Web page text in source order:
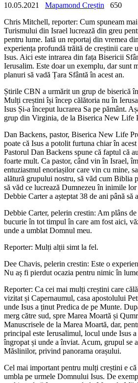
10.05.2021 Mapamond Creștin
650
Chris Mitchell, reporter: Cum spuneam
Turismului din Israel lucrează din greu
pentru lume. Iată un reportaj din vremea
experiența profundă trăită de creștinii care
Isus. Aici este intrarea din fața Bisericii
Ierusalim. Este doar un exemplu, dar sunt
planuri să vadă Țara Sfântă în acest an.
Știrile CBN a urmărit un grup de biserică
Mulți creștini își încep călătoria nu în
Isus Și-a început lucrarea Sa pe pământ.
grup din Virginia, de la Biserica New Life
Dan Backens, pastor, Biserica New Life
poate că Isus a potolit furtuna chiar în
Pastorul Dan Backens spune că faptul că
foarte mult. Ca pastor, când vin în Israel,
entuziasmul enoriașilor care vin cu mine,
alătură grupului nostru, să văd cum Biblia
să văd ce lucrează Dumnezeu în inimile
Debbie Carter a așteptat 38 de ani până să
Debbie Carter, pelerin crestin: Am plâns
bucurie în tot timpul în care am fost aici,
unde a umblat Domnul meu.
Reporter: Mulți alții simt la fel.
Dee Chavis, pelerin crestin: Este o
Nu aș fi pierdut ocazia pentru nimic în
Reporter: Ca cei mai mulți creștini care
vizitat și Capernaumul, casa apostolului
unde Isus a ținut Predica de pe Munte.
merg către sud, spre Marea Moartă și
Manuscrisele de la Marea Moartă, dar,
principal este Ierusalimul, locul unde Isus
îngropat și unde a înviat. Acum, grupul se
Măslinilor, privind panorama orașului.
Cel mai important pentru mulți creștini e că
umbla pe urmele Domnului Isus. De